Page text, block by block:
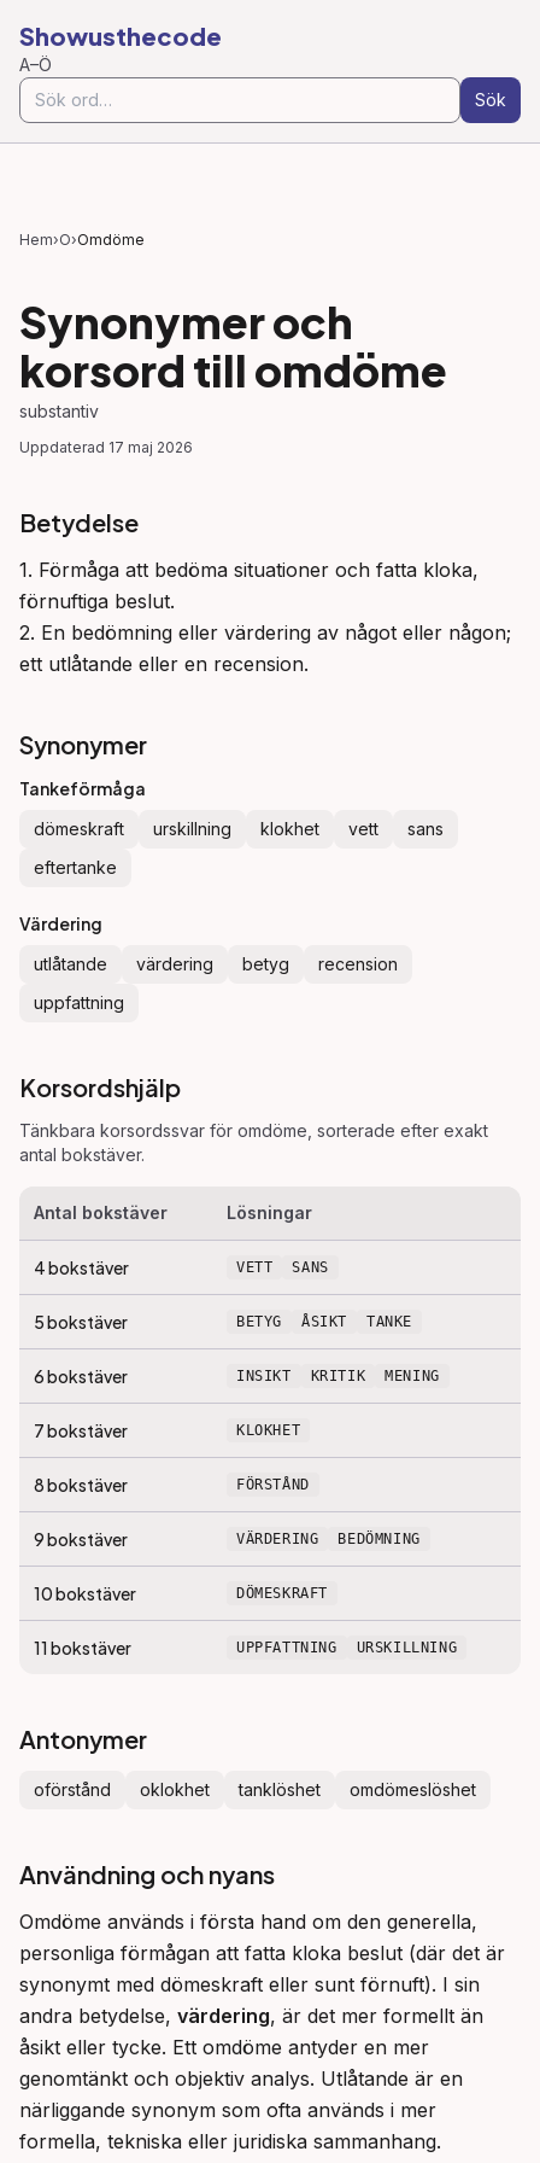
Showusthecode
A–Ö
Sök
Hem›O›Omdöme
Synonymer och
korsord till omdöme
substantiv
Uppdaterad 17 maj 2026
Betydelse
1. Förmåga att bedöma situationer och fatta kloka,
förnuftiga beslut.
2. En bedömning eller värdering av något eller någon;
ett utlåtande eller en recension.
Synonymer
Tankeförmåga
dömeskraft urskillning klokhet vett
sans
eftertanke
Värdering
utlåtande värdering betyg
recension
uppfattning
Korsordshjälp
Tänkbara korsordssvar för omdöme , sorterade efter exakt
antal bokstäver.
Antal bokstäver Lösningar
4bokstäver VETT SANS
5bokstäver BETYG ÅSIKT TANKE
6bokstäver INSIKT KRITIK MENING
7bokstäver KLOKHET
8bokstäver FÖRSTÅND
9bokstäver VÄRDERING BEDÖMNING
10bokstäver DÖMESKRAFT
11 bokstäver UPPFATTNING URSKILLNING
Antonymer
oförstånd oklokhet tanklöshet omdömeslöshet
Användning och nyans
Omdöme används i första hand om den generella,
personliga förmågan att fatta kloka beslut (där det är
synonymt med dömeskraft eller sunt förnuft). I sin
andra betydelse, värdering, är det mer formellt än
åsikt eller tycke. Ett omdöme antyder en mer
genomtänkt och objektiv analys. Utlåtande är en
närliggande synonym som ofta används i mer
formella, tekniska eller juridiska sammanhang.